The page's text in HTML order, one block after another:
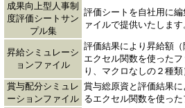
成果向上型人事制
度評価シートサン
プル集
評価シートを自社用に
ァイルで提供いたします
昇給シミュレーシ
ョンファイル
評価結果により昇給額
エクセル関数を使った
り、マクロなしの２種類
賞与配分シミュレ
ーションファイル
賞与総原資と評価結果
るエクセル関数を使った